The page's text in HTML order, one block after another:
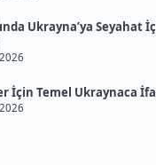
Ukrayna’ya Seyahat
İçin Temel Ukraynaca